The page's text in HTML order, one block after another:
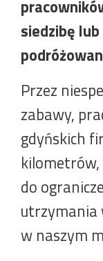
siedzibę
Przez
zabawy,
gdyńskich
kilometrów,
do
utrzymania
w naszym